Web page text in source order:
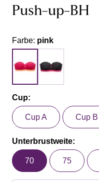
Push-up-BH
Farbe: pink
Cup:
Cup A Cup B
Unterbrustweite:
70 75